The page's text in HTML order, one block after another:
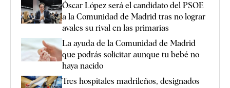
Óscar López será el candidato del PSOE
a la Comunidad de Madrid tras no lograr
avales su rival en las primarias
La ayuda de la Comunidad de Madrid
que podrás solicitar aunque tu bebé no
haya nacido
Tres hospitales madrileños, designados